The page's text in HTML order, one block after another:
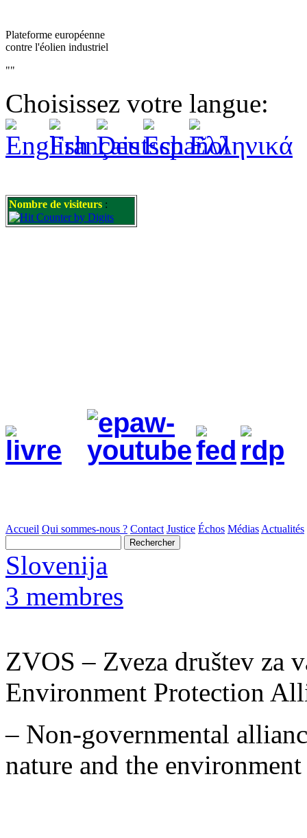
Plateforme européenne
contre l'éolien industriel
""
Choisissez votre langue:
Nombre de visiteurs :
Accueil Qui sommes-nous ? Contact Justice Échos Médias Actualités
Slovenija
3 membres
ZVOS – Zveza društev za
Environment Protection
– Non-governmental
nature and the